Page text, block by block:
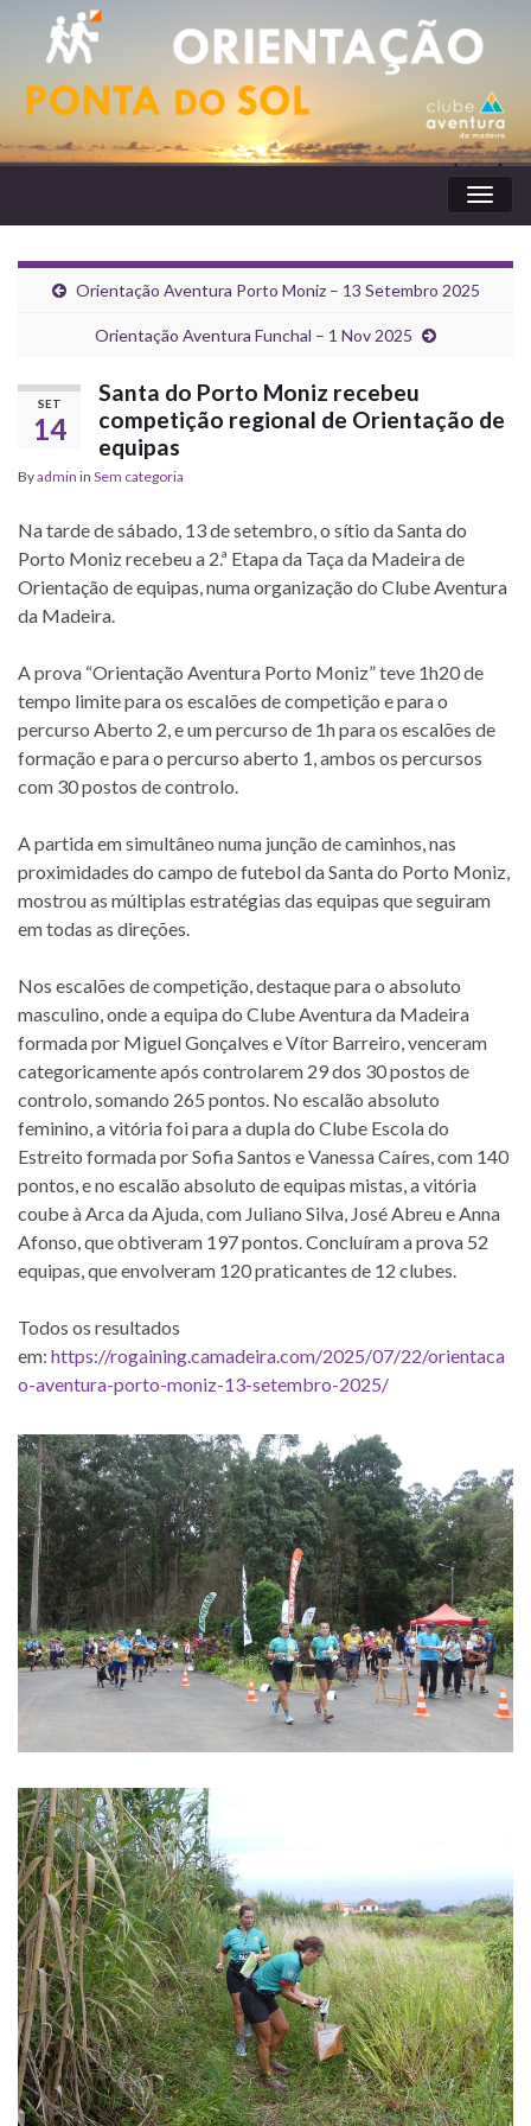
Orientação Aventura Porto Moniz – 13 Setembro 2025
Orientação Aventura Funchal – 1 Nov 2025
SET
14
Santa do Porto Moniz recebeu
competição regional de Orientação de
equipas
Byadmin in Sem categoria
Na tarde de sábado, 13 de setembro, o sítio da Santa do
Porto Moniz recebeu a 2.ª Etapa da Taça da Madeira de
Orientação de equipas, numa organização do Clube Aventura
da Madeira.
A prova “Orientação Aventura Porto Moniz” teve 1h20 de
tempo limite para os escalões de competição e para o
percurso Aberto 2, e um percurso de 1h para os escalões de
formação e para o percurso aberto 1, ambos os percursos
com 30 postos de controlo.
A partida em simultâneo numa junção de caminhos, nas
proximidades do campo de futebol da Santa do Porto Moniz,
mostrou as múltiplas estratégias das equipas que seguiram
em todas as direções.
Nos escalões de competição, destaque para o absoluto
masculino, onde a equipa do Clube Aventura da Madeira
formada por Miguel Gonçalves e Vítor Barreiro, venceram
categoricamente após controlarem 29 dos 30 postos de
controlo, somando 265 pontos. No escalão absoluto
feminino, a vitória foi para a dupla do Clube Escola do
Estreito formada por Sofia Santos e Vanessa Caíres, com 140
pontos, e no escalão absoluto de equipas mistas, a vitória
coube à Arca da Ajuda, com Juliano Silva, José Abreu e Anna
Afonso, que obtiveram 197 pontos. Concluíram a prova 52
equipas, que envolveram 120 praticantes de 12 clubes.
Todos os resultados
em: https://rogaining.camadeira.com/2025/07/22/orientaca
o-aventura-porto-moniz-13-setembro-2025/